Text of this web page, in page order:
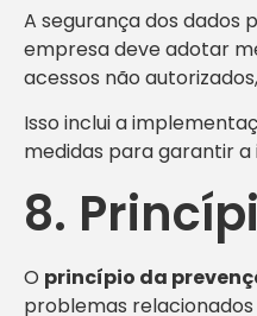
A segurança dos dados
empresa deve adotar
acessos não
Isso inclui a
medidas para garantir a
8.
O princípio da
problemas